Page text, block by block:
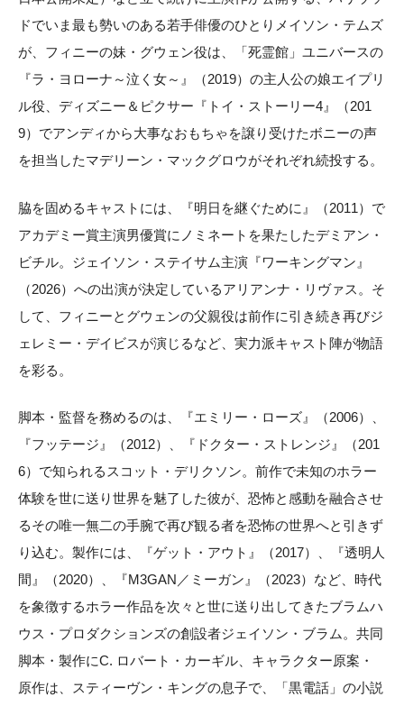
ドでいま最も勢いのある若手俳優のひとりメイソン・テムズ
が、フィニーの妹・グウェン役は、「死霊館」ユニバースの
『ラ・ヨローナ～泣く女～』（2019）の主人公の娘エイプリ
ル役、ディズニー＆ピクサー『トイ・ストーリー4』（201
9）でアンディから大事なおもちゃを譲り受けたボニーの声
を担当したマデリーン・マックグロウがそれぞれ続投する。
脇を固めるキャストには、『明日を継ぐために』（2011）で
アカデミー賞主演男優賞にノミネートを果たしたデミアン・
ビチル。ジェイソン・ステイサム主演『ワーキングマン』
（2026）への出演が決定しているアリアンナ・リヴァス。そ
して、フィニーとグウェンの父親役は前作に引き続き再びジ
ェレミー・デイビスが演じるなど、実力派キャスト陣が物語
を彩る。
脚本・監督を務めるのは、『エミリー・ローズ』（2006）、
『フッテージ』（2012）、『ドクター・ストレンジ』（201
6）で知られるスコット・デリクソン。前作で未知のホラー
体験を世に送り世界を魅了した彼が、恐怖と感動を融合させ
るその唯一無二の手腕で再び観る者を恐怖の世界へと引きず
り込む。製作には、『ゲット・アウト』（2017）、『透明人
間』（2020）、『M3GAN／ミーガン』（2023）など、時代
を象徴するホラー作品を次々と世に送り出してきたブラムハ
ウス・プロダクションズの創設者ジェイソン・ブラム。共同
脚本・製作にC. ロバート・カーギル、キャラクター原案・
原作は、スティーヴン・キングの息子で、「黒電話」の小説